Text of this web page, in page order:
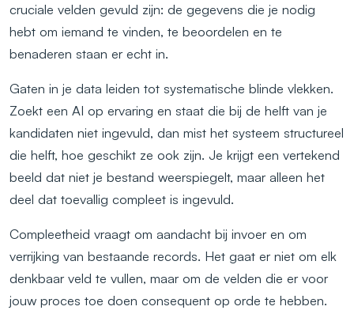
cruciale velden gevuld zijn: de gegevens die je nodig
hebt om iemand te vinden, te beoordelen en te
benaderen staan er echt in.
Gaten in je data leiden tot systematische blinde vlekken.
Zoekt een AI op ervaring en staat die bij de helft van je
kandidaten niet ingevuld, dan mist het systeem structureel
die helft, hoe geschikt ze ook zijn. Je krijgt een vertekend
beeld dat niet je bestand weerspiegelt, maar alleen het
deel dat toevallig compleet is ingevuld.
Compleetheid vraagt om aandacht bij invoer en om
verrijking van bestaande records. Het gaat er niet om elk
denkbaar veld te vullen, maar om de velden die er voor
jouw proces toe doen consequent op orde te hebben.